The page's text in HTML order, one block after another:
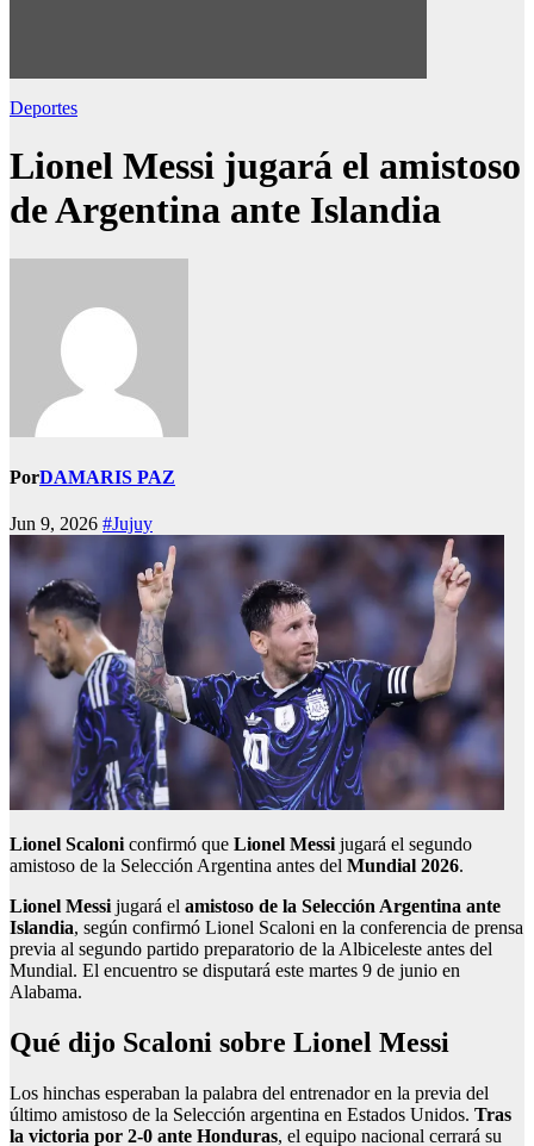
Deportes
Lionel Messi jugará el amistoso
de Argentina ante Islandia
PorDAMARIS PAZ
Jun 9, 2026 #Jujuy
Lionel Scaloni confirmó que Lionel Messi jugará el segundo
amistoso de la Selección Argentina antes del Mundial 2026.
Lionel Messi jugará el amistoso de la Selección Argentina ante
Islandia, según confirmó Lionel Scaloni en la conferencia de prensa
previa al segundo partido preparatorio de la Albiceleste antes del
Mundial. El encuentro se disputará este martes 9 de junio en
Alabama.
Qué dijo Scaloni sobre Lionel Messi
Los hinchas esperaban la palabra del entrenador en la previa del
último amistoso de la Selección argentina en Estados Unidos. Tras
la victoria por 2-0 ante Honduras, el equipo nacional cerrará su